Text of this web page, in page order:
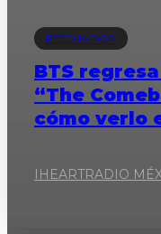
FEED K-POP
BTS
“The
cómo verlo
IHEARTRADIO